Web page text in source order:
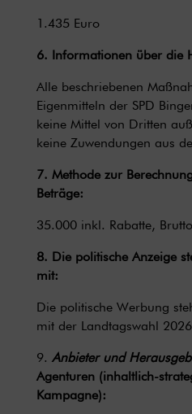
1.435 Euro
6. Informationen über die
Alle beschriebenen
Eigenmitteln der SPD
keine Mittel von Dritten
keine Zuwendungen aus
7. Methode zur
Beträge:
35.000 inkl. Rabatte,
8. Die politische Anzeige
mit:
Die politische Werbung
mit der Landtagswahl
9. Anbieter und
Agenturen (inhaltlich-
Kampagne):